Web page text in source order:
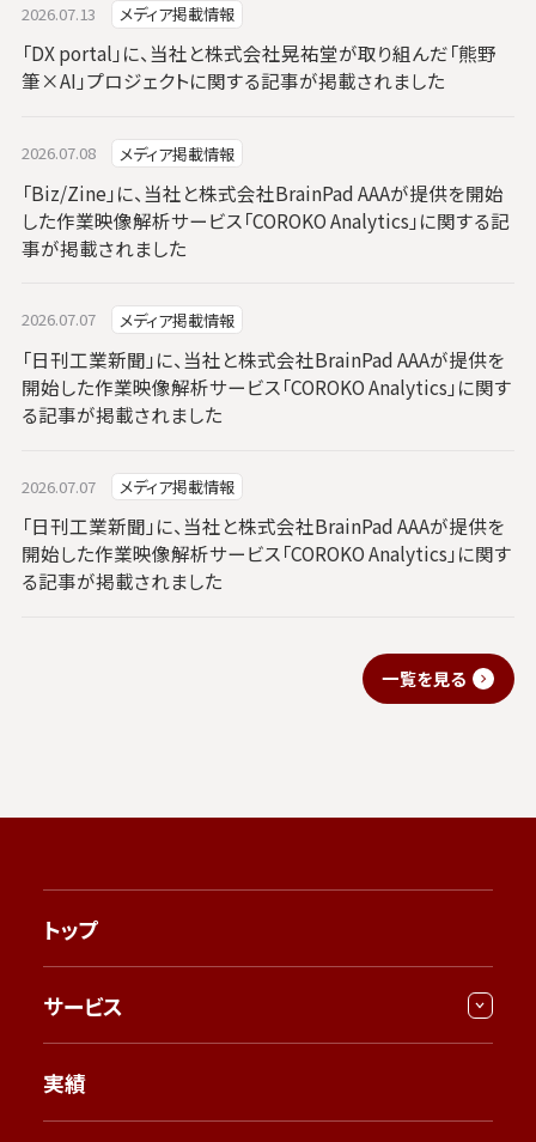
2026.07.13 メディア掲載情報
「DX portal」に、当社と株式会社晃祐堂が取り組んだ「熊野
筆×AI」プロジェクトに関する記事が掲載されました
2026.07.08 メディア掲載情報
「Biz/Zine」に、当社と株式会社BrainPad AAAが提供を開始
した作業映像解析サービス「COROKO Analytics」に関する記
事が掲載されました
2026.07.07 メディア掲載情報
「日刊工業新聞」に、当社と株式会社BrainPad AAAが提供を
開始した作業映像解析サービス「COROKO Analytics」に関す
る記事が掲載されました
2026.07.07 メディア掲載情報
「日刊工業新聞」に、当社と株式会社BrainPad AAAが提供を
開始した作業映像解析サービス「COROKO Analytics」に関す
る記事が掲載されました
一覧を見る
トップ
サービス
実績